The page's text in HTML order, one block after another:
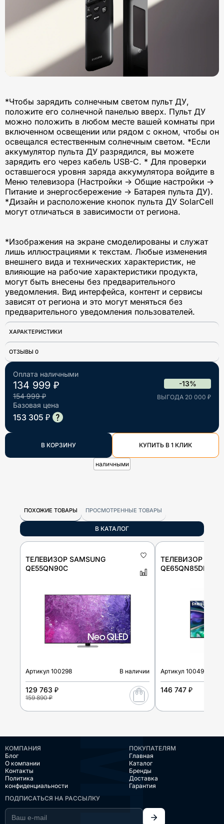
Оплата наличными
134 999 ₽
154 999 ₽
-13%
ВЫГОДА 20 000 ₽
Базовая цена
153 305 ₽
В КОРЗИНУ КУПИТЬ В 1 КЛИК
наличными
*Чтобы зарядить солнечным светом пульт ДУ,
положите его солнечной панелью вверх. Пульт ДУ
можно положить в любом месте вашей комнаты при
включенном освещении или рядом с окном, чтобы он
освещался естественным солнечным светом. *Если
аккумулятор пульта ДУ разрядился, вы можете
зарядить его через кабель USB-C. * Для проверки
оставшегося уровня заряда аккумулятора войдите в
Меню телевизора (Настройки -> Общие настройки ->
Питание и энергосбережение -> Батарея пульта ДУ).
*Дизайн и расположение кнопок пульта ДУ SolarCell
могут отличаться в зависимости от региона.
*Изображения на экране смоделированы и служат
лишь иллюстрациями к текстам. Любые изменения
внешнего вида и технических характеристик, не
влияющие на рабочие характеристики продукта,
могут быть внесены без предварительного
уведомления. Вид интерфейса, контент и сервисы
зависят от региона и это могут меняться без
предварительного уведомления пользователей.
ХАРАКТЕРИСТИКИ
ОТЗЫВЫ 0
ПОХОЖИЕ ТОВАРЫ ПРОСМОТРЕННЫЕ ТОВАРЫ
В КАТАЛОГ
ТЕЛЕВИЗОР SAMSUNG
QE55QN90C
Артикул 100298 В наличии
129 763 ₽
159 890 ₽
ТЕЛЕВИЗОР
Артикул 100495
146 747 ₽
КОМПАНИЯ
Блог
О компании
Контакты
Политика
конфиденциальности
ПОКУПАТЕЛЯМ
Главная
Каталог
Бренды
Доставка
Гарантия
ПОДПИСАТЬСЯ НА РАССЫЛКУ